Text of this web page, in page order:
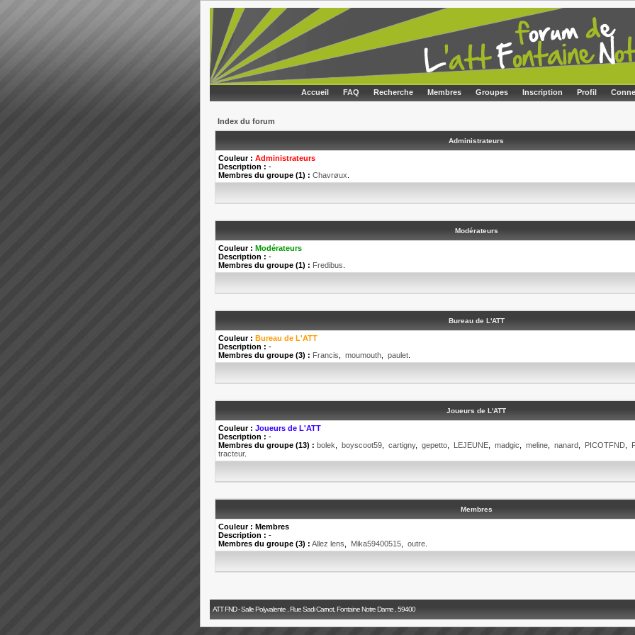
Accueil FAQ Recherche Membres Groupes Inscription Profil
Index du forum
Administrateurs
Couleur : Administrateurs
Description : -
Membres du groupe (1) : Chavrøux
Modérateurs
Couleur : Modérateurs
Description : -
Membres du groupe (1) : Fredibus
Bureau de L'ATT
Couleur : Bureau de L'ATT
Description : -
Membres du groupe (3) : Francis moumouth paulet
Joueurs de L'ATT
Couleur : Joueurs de L'ATT
Description : -
Membres du groupe (13) : bolek boyscoot59 cartigny, gepetto LEJEUNE madgic meline nanard PICOTFND
tracteur.
Membres
Couleur : Membres
Description : -
Membres du groupe (3) : Allez lens Mika59400515 outre
ATT FND - Salle Polyvalente , Rue Sadi Carnot, Fontaine Notre Dame , 59400